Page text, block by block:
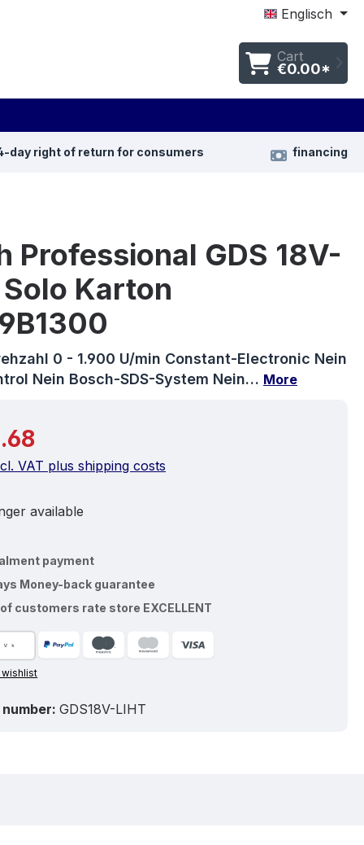
Englisch
Cart
€0.00*
day right of return for consumers financing
Professional GDS 18V-
Solo Karton
0 - 1.900 U/min Constant-Electronic Nein
Nein Bosch-SDS-System Nein… More
VAT plus shipping costs
available
payment
Money-back guarantee
of customers rate store EXCELLENT
GDS18V-LIHT